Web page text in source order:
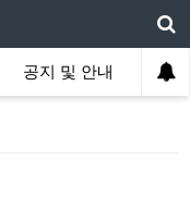
공지 및 안내